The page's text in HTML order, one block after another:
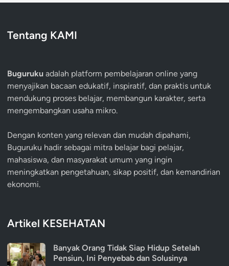
Tentang KAMI
Buguruku adalah platform pembelajaran online yang
menyajikan bacaan edukatif, inspiratif, dan praktis untuk
mendukung proses belajar, membangun karakter, serta
mengembangkan usaha mikro.
Dengan konten yang relevan dan mudah dipahami,
Buguruku hadir sebagai mitra belajar bagi pelajar,
mahasiswa, dan masyarakat umum yang ingin
meningkatkan pengetahuan, sikap positif, dan kemandirian
ekonomi.
Artikel KESEHATAN
Banyak Orang Tidak Siap Hidup Setelah
Pensiun, Ini Penyebab dan Solusinya